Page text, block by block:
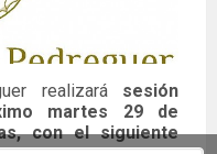
realizará sesión
martes 29 de
con el siguiente